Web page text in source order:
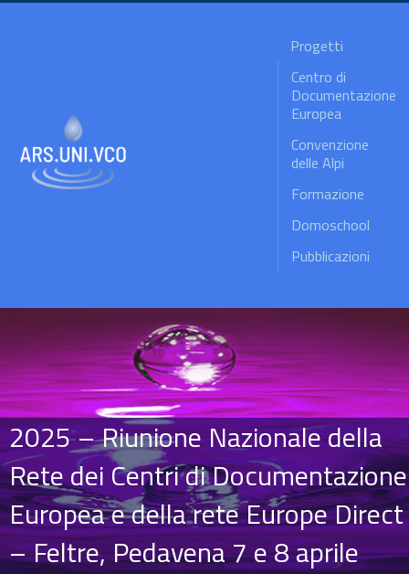
Progetti
Centro di
Documentazione
Europea
Convenzione
delle Alpi
Formazione
Domoschool
Pubblicazioni
2025 – Riunione Nazionale della
Rete dei Centri di Documentazione
Europea e della rete Europe Direct
– Feltre, Pedavena 7 e 8 aprile